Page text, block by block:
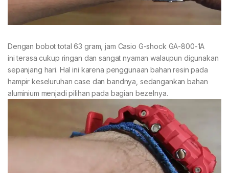
Dengan bobot total 63 gram, jam Casio G-shock GA-800-1A
ini terasa cukup ringan dan sangat nyaman walaupun digunakan
sepanjang hari. Hal ini karena penggunaan bahan resin pada
hampir keseluruhan case dan bandnya, sedangankan bahan
aluminium menjadi pilihan pada bagian bezelnya.